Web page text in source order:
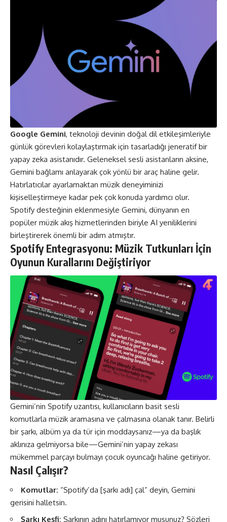
Google Gemini, teknoloji devinin doğal dil etkileşimleriyle
günlük görevleri kolaylaştırmak için tasarladığı jeneratif bir
yapay zeka asistanıdır. Geleneksel sesli asistanların aksine,
Gemini bağlamı anlayarak çok yönlü bir araç haline gelir.
Hatırlatıcılar ayarlamaktan müzik deneyiminizi
kişiselleştirmeye kadar pek çok konuda yardımcı olur.
Spotify desteğinin eklenmesiyle Gemini, dünyanın en
popüler müzik akış hizmetlerinden biriyle AI yeniliklerini
birleştirerek önemli bir adım atmıştır​​.
Spotify Entegrasyonu: Müzik Tutkunları İçin
Oyunun Kurallarını Değiştiriyor
Gemini’nin Spotify uzantısı, kullanıcıların basit sesli
komutlarla müzik aramasına ve çalmasına olanak tanır. Belirli
bir şarkı, albüm ya da tür için moddaysanız—ya da başlık
aklınıza gelmiyorsa bile—Gemini’nin yapay zekası
mükemmel parçayı bulmayı çocuk oyuncağı haline getiriyor.
Nasıl Çalışır?
Komutlar: “Spotify’da [şarkı adı] çal” deyin, Gemini
gerisini halletsin.
Şarkı Keşfi: Şarkının adını hatırlamıyor musunuz? Sözleri